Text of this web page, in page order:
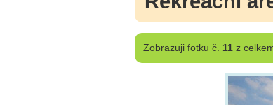
Zobrazujifotku č. 11z